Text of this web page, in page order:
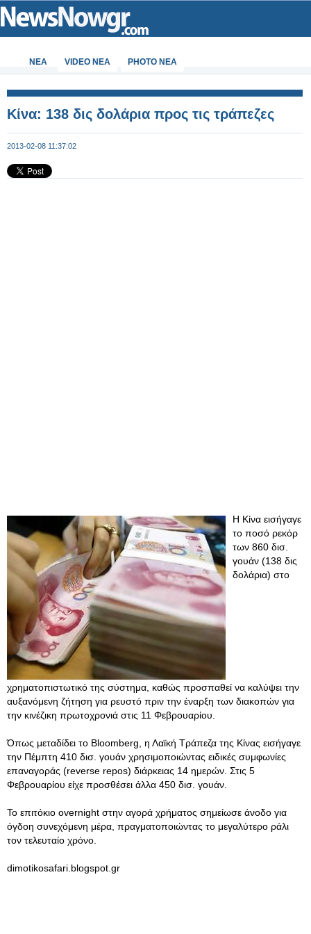
ΝΕΑ VIDEO NEA PHOTO NEA
Κίνα: 138 δις δολάρια προς τις τράπεζες
2013-02-08 11:37:02
Η Κίνα εισήγαγε
το ποσό ρεκόρ
των 860 δισ.
γουάν (138 δις
δολάρια) στο
χρηματοπιστωτικό της σύστημα, καθώς προσπαθεί να καλύψει την
αυξανόμενη ζήτηση για ρευστό πριν την έναρξη των διακοπών για
την κινέζικη πρωτοχρονιά στις 11 Φεβρουαρίου.
Όπως μεταδίδει το Bloomberg, η Λαϊκή Τράπεζα της Κίνας εισήγαγε
την Πέμπτη 410 δισ. γουάν χρησιμοποιώντας ειδικές συμφωνίες
επαναγοράς (reverse repos) διάρκειας 14 ημερών. Στις 5
Φεβρουαρίου είχε προσθέσει άλλα 450 δισ. γουάν.
Το επιτόκιο overnight στην αγορά χρήματος σημείωσε άνοδο για
όγδοη συνεχόμενη μέρα, πραγματοποιώντας το μεγαλύτερο ράλι
τον τελευταίο χρόνο.
dimotikosafari.blogspot.gr